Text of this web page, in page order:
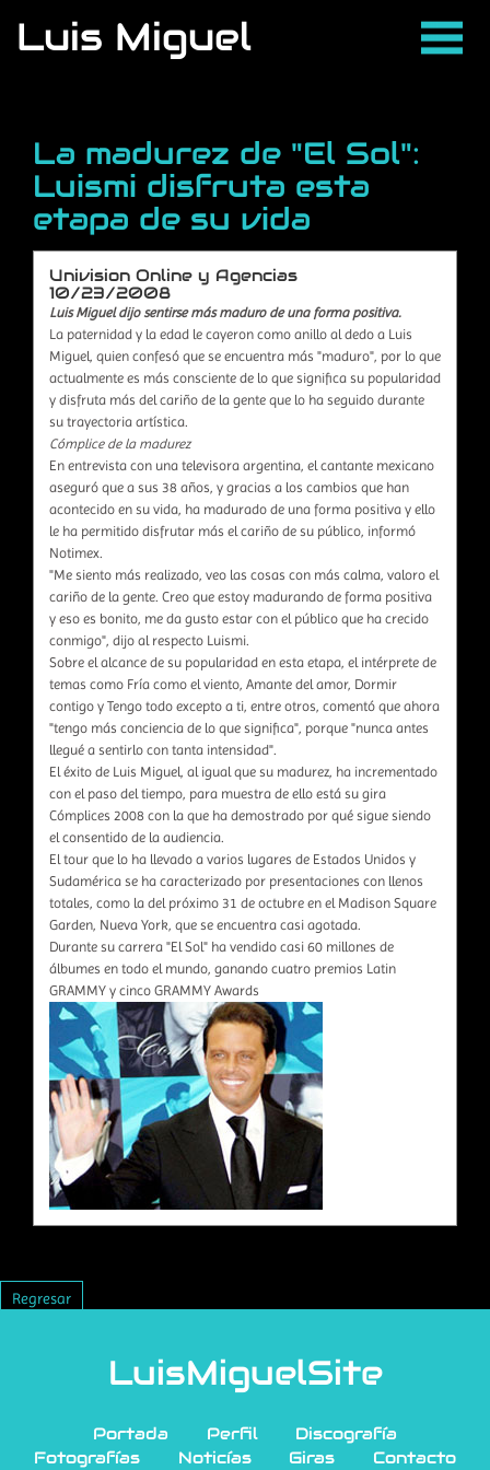
Luis Miguel
La madurez de "El Sol":
Luismi disfruta esta
etapa de su vida
Univision Online y Agencias
10/23/2008
Luis Miguel dijo sentirse más maduro de una forma positiva.
La paternidad y la edad le cayeron como anillo al dedo a Luis
Miguel, quien confesó que se encuentra más "maduro", por lo que
actualmente es más consciente de lo que significa su popularidad
y disfruta más del cariño de la gente que lo ha seguido durante
su trayectoria artística.
Cómplice de la madurez
En entrevista con una televisora argentina, el cantante mexicano
aseguró que a sus 38 años, y gracias a los cambios que han
acontecido en su vida, ha madurado de una forma positiva y ello
le ha permitido disfrutar más el cariño de su público, informó
Notimex.
"Me siento más realizado, veo las cosas con más calma, valoro el
cariño de la gente. Creo que estoy madurando de forma positiva
y eso es bonito, me da gusto estar con el público que ha crecido
conmigo", dijo al respecto Luismi.
Sobre el alcance de su popularidad en esta etapa, el intérprete de
temas como Fría como el viento, Amante del amor, Dormir
contigo y Tengo todo excepto a ti, entre otros, comentó que ahora
"tengo más conciencia de lo que significa", porque "nunca antes
llegué a sentirlo con tanta intensidad".
El éxito de Luis Miguel, al igual que su madurez, ha incrementado
con el paso del tiempo, para muestra de ello está su gira
Cómplices 2008 con la que ha demostrado por qué sigue siendo
el consentido de la audiencia.
El tour que lo ha llevado a varios lugares de Estados Unidos y
Sudamérica se ha caracterizado por presentaciones con llenos
totales, como la del próximo 31 de octubre en el Madison Square
Garden, Nueva York, que se encuentra casi agotada.
Durante su carrera "El Sol" ha vendido casi 60 millones de
álbumes en todo el mundo, ganando cuatro premios Latin
GRAMMY y cinco GRAMMY Awards
Regresar
LuisMiguelSite
Portada Perfil
Discografía
Fotografías
Noticías Giras Contacto